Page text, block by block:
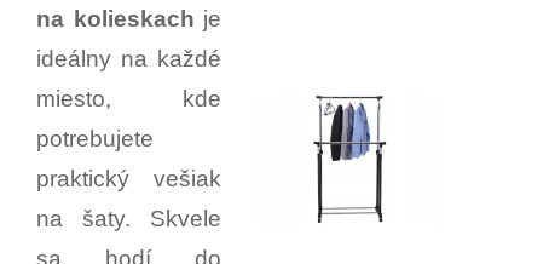
na kolieskach je
ideálny na každé
miesto, kde
potrebujete
praktický vešiak
na šaty. Skvele
sa hodí do